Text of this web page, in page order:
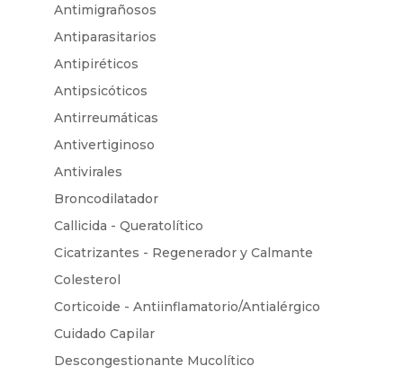
Antimigrañosos
Antiparasitarios
Antipiréticos
Antipsicóticos
Antirreumáticas
Antivertiginoso
Antivirales
Broncodilatador
Callicida - Queratolítico
Cicatrizantes - Regenerador y Calmante
Colesterol
Corticoide - Antiinflamatorio/Antialérgico
Cuidado Capilar
Descongestionante Mucolítico